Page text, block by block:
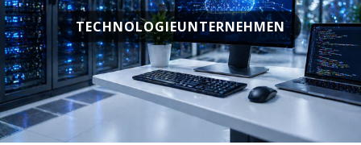
TECHNOLOGIEUNTERNEHMEN